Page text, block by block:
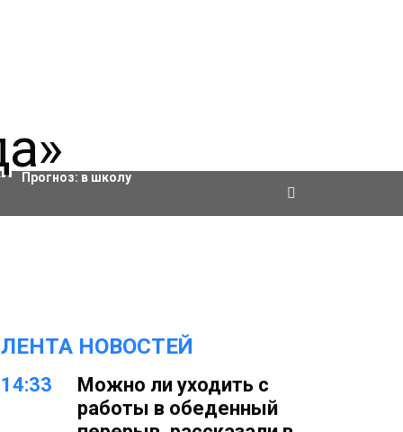
Актировки
Прогноз: в школу
ЛЕНТА НОВОСТЕЙ
14:33
Можно ли уходить с
работы в обеденный